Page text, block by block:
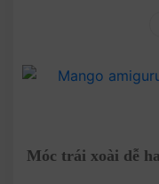
Móc trái xoài dễ